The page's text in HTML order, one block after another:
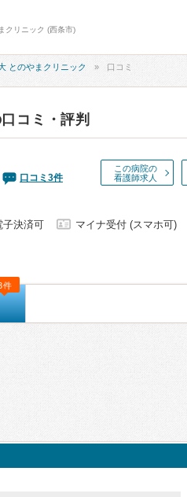
クリニック (西条市)
とのやまクリニック 口コミ
コミ・評判
この病院の
看護師求人
口コミ 3件
子決済可
マイナ受付 (スマホ可)
件